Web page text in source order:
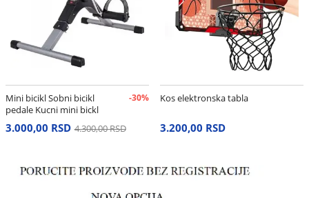
Mini bicikl Sobni bicikl
pedale Kucni mini bickl
-30%
3.000,00 RSD 4.300,00 RSD
Kos elektronska tabla
3.200,00 RSD